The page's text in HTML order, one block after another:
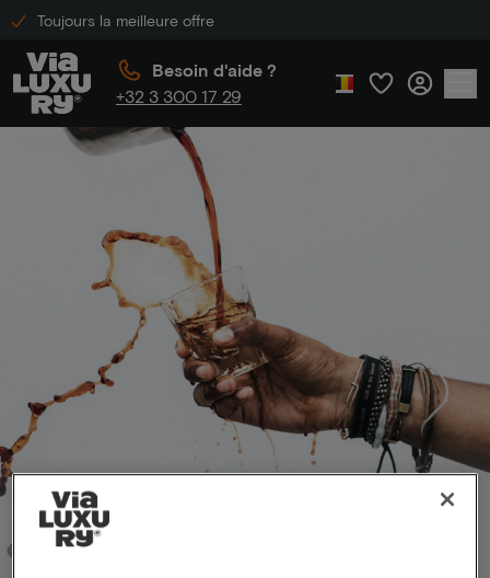
Toujours la meilleure offre
Besoin d'aide ?
+32 3 300 17 29